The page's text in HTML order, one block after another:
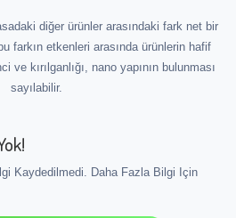
diğer ürünler arasındaki fark net bir
farkın etkenleri arasında ürünlerin hafif
ve kırılganlığı, nano yapının bulunması
sayılabilir.
Kaydedilmedi. Daha Fazla Bilgi Için